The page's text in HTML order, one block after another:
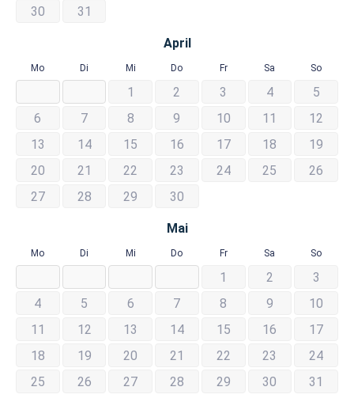
30
31
April
Mo Di Mi Do Fr Sa So
1 2 3 4
5
6
7 8 9 10 11
12
13
14 15 16 17 18
19
20
21 22 23 24 25
26
27
28 29 30
Mai
Mo Di Mi Do Fr Sa So
1 2
3
4
5 6 7 8 9
10
11
12 13 14 15 16
17
18
19 20 21 22 23
24
25
26 27 28 29 30 31